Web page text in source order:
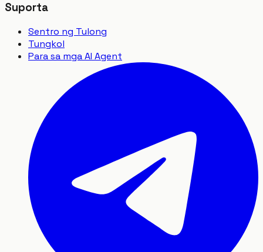
Suporta
Sentro ng Tulong
Tungkol
Para sa mga AI Agent